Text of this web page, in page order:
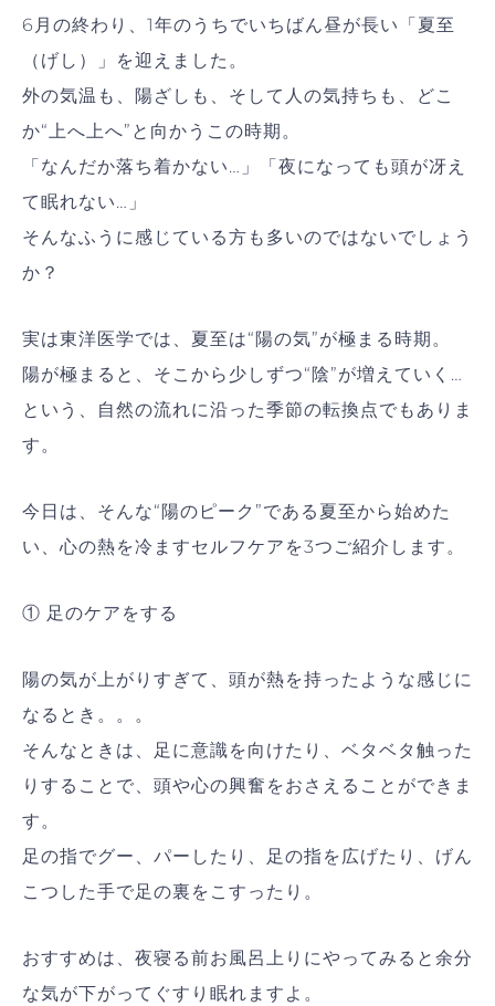
6月の終わり、1年のうちでいちばん昼が長い「夏至
（げし）」を迎えました。
外の気温も、陽ざしも、そして人の気持ちも、どこ
か“上へ上へ”と向かうこの時期。
「なんだか落ち着かない…」「夜になっても頭が冴え
て眠れない…」
そんなふうに感じている方も多いのではないでしょう
か？
実は東洋医学では、夏至は“陽の気”が極まる時期。
陽が極まると、そこから少しずつ“陰”が増えていく…
という、自然の流れに沿った季節の転換点でもありま
す。
今日は、そんな“陽のピーク”である夏至から始めた
い、心の熱を冷ますセルフケアを3つご紹介します。
① 足のケアをする
陽の気が上がりすぎて、頭が熱を持ったような感じに
なるとき。。。
そんなときは、足に意識を向けたり、ベタベタ触った
りすることで、頭や心の興奮をおさえることができま
す。
足の指でグー、パーしたり、足の指を広げたり、げん
こつした手で足の裏をこすったり。
おすすめは、夜寝る前お風呂上りにやってみると余分
な気が下がってぐすり眠れますよ。